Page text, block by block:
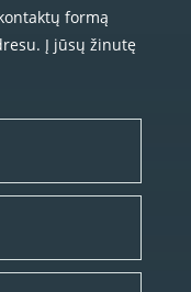
formą
Į jūsų žinutę